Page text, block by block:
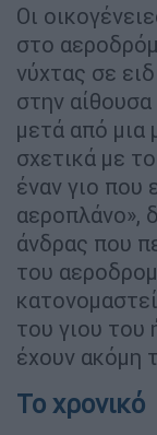
Οι
στο
νύχτας σε
στην
μετά από μια
σχετικά με
έναν γιο που
αεροπλάνο»,
άνδρας που
του
του γιου του
έχουν ακόμη
Το χρονικό